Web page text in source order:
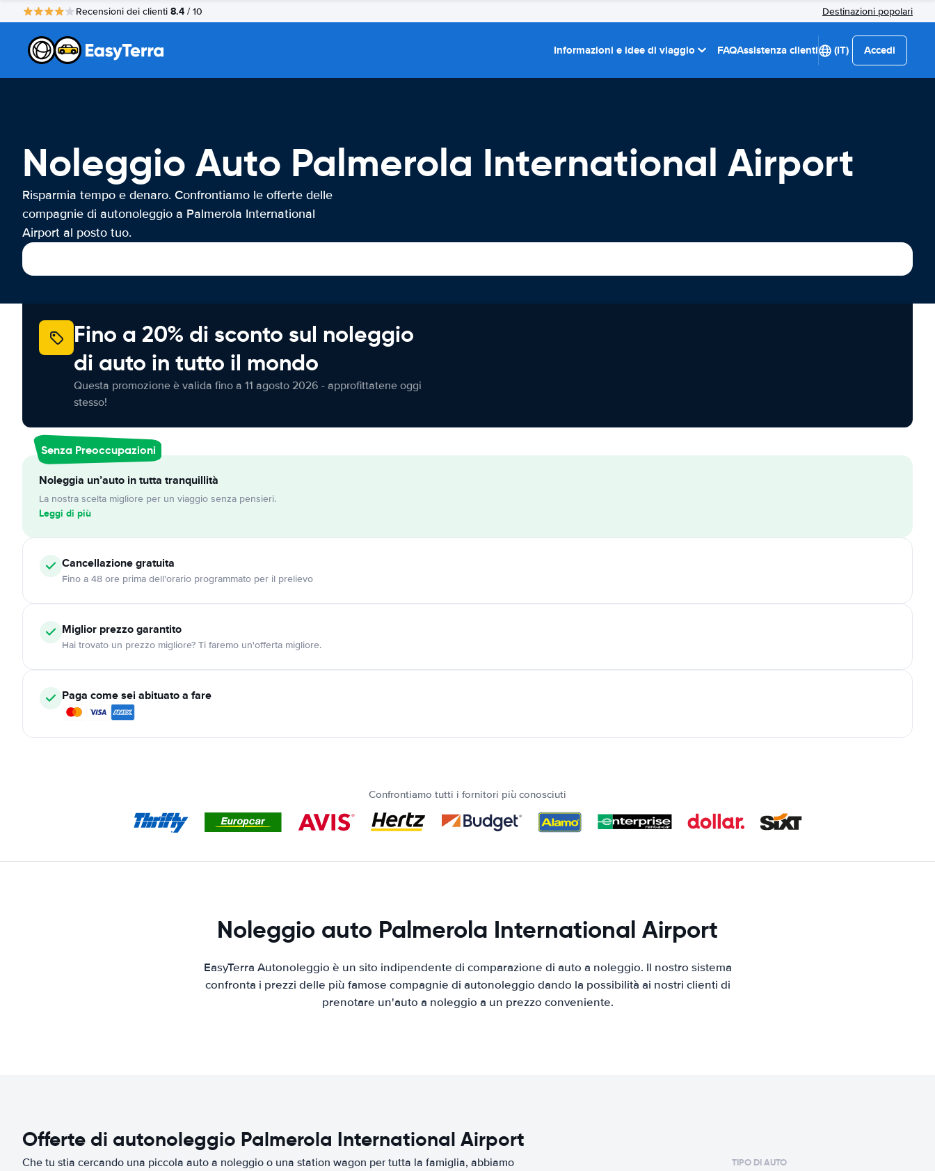
Recensioni dei clienti 8.4 / 10 Destinazioni popolari
Informazioni e idee di viaggio FAQAssistenza clienti (IT) Accedi
Noleggio Auto Palmerola International Airport
Risparmia tempo e denaro. Confrontiamo le offerte delle
compagnie di autonoleggio a Palmerola International
Airport al posto tuo.
Fino a 20% di sconto sul noleggio
di auto in tutto il mondo
Questa promozione è valida fino a 11 agosto 2026 - approfittatene oggi
stesso!
Senza Preoccupazioni
Noleggia un’auto in tutta tranquillità
La nostra scelta migliore per un viaggio senza pensieri.
Leggi di più
Cancellazionegratuita
Fino a 48 ore prima dell'orario programmato per il prelievo
Miglior prezzo garantito
Hai trovato un prezzo migliore? Ti faremo un'offerta migliore.
Paga come sei abituato a fare
Confrontiamo tutti i fornitori più conosciuti
Noleggio auto Palmerola International Airport
EasyTerra Autonoleggio è un sito indipendente di comparazione di auto a noleggio. Il nostro sistema
confronta i prezzi delle più famose compagnie di autonoleggio dando la possibilità ai nostri clienti di
prenotare un'auto a noleggio a un prezzo conveniente.
Offerte di autonoleggio Palmerola International Airport
Che tu stia cercando una piccola auto a noleggio o una station wagon per tutta la famiglia, abbiamo
TIPO DI AUTO